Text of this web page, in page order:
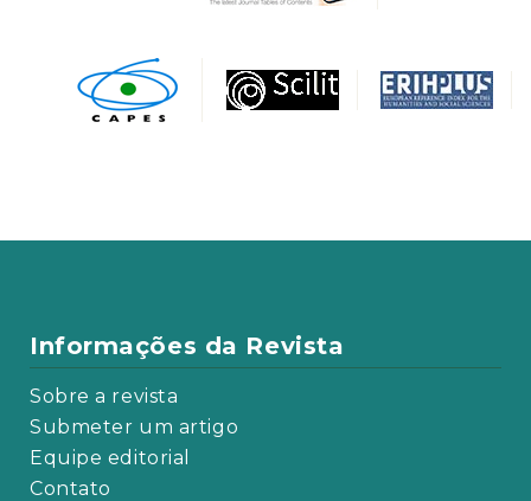
Informações da Revista
Sobre a revista
Submeter um artigo
Equipe editorial
Contato